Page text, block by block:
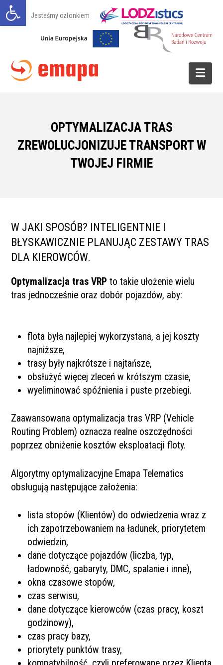
Otwórz pasek narzędzi
Jesteśmy członkiem
OPTYMALIZACJA TRAS
ZREWOLUCJONIZUJE TRANSPORT W
TWOJEJ FIRMIE
W JAKI SPOSÓB? INTELIGENTNIE I
BŁYSKAWICZNIE PLANUJĄC ZESTAWY TRAS
DLA KIEROWCÓW.
Optymalizacja tras VRPtotakie ułożenie wielu
tras jednocześnie oraz dobór pojazdów, aby:
flota była najlepiej wykorzystana, a jej koszty
najniższe,
trasy były najkrótsze i najtańsze,
obsłużyć więcej zleceń w krótszym czasie,
wyeliminować spóźnienia i puste przebiegi.
Zaawansowana optymalizacja tras VRP (Vehicle
Routing Problem) oznacza realne oszczędności
poprzez obniżenie kosztów eksploatacji floty.
Algorytmy optymalizacyjne Emapa Telematics
obsługują następujące założenia:
lista stopów (Klientów) do odwiedzenia wraz z
ich zapotrzebowaniem na ładunek, priorytetem
odwiedzin,
dane dotyczące pojazdów (liczba, typ,
ładowność, gabaryty, DMC, spalanie i inne),
okna czasowe stopów,
czas serwisu,
dane dotyczące kierowców (czas pracy, koszt
godzinowy),
czas pracy bazy,
priorytety punktów trasy,